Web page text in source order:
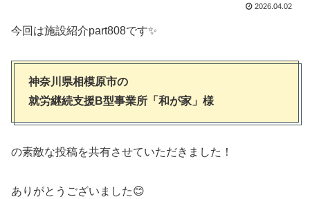
2026.04.02
今回は施設紹介part808です✨
神奈川県相模原市の
就労継続支援B型事業所「和が家」様
の素敵な投稿を共有させていただきました！
ありがとうございました😊